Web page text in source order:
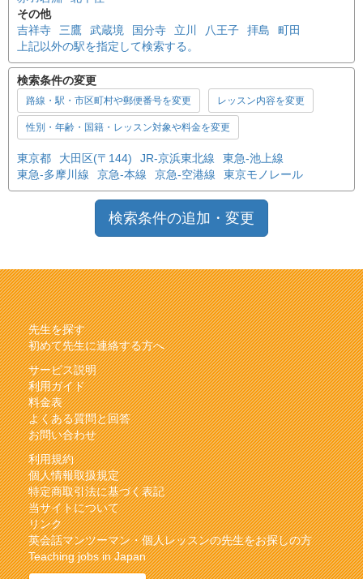
その他
吉祥寺
三鷹 武蔵境 国分寺 立川 八王子 拝島
町田
上記以外の駅を指定して検索する。
検索条件の変更
路線・駅・市区町村や郵便番号を変更 レッスン内容を変更
性別・年齢・国籍・レッスン対象や料金を変更
東京都 大田区(〒144) JR-京浜東北線
東急-池上線
東急-多摩川線
京急-本線 京急-空港線 東京モノレール
検索条件の追加・変更
先生を探す
初めて先生に連絡する方へ
サービス説明
利用ガイド
料金表
よくある質問と回答
お問い合わせ
利用規約
個人情報取扱規定
特定商取引法に基づく表記
当サイトについて
リンク
英会話マンツーマン・個人レッスンの先生をお探しの方
Teaching jobs in Japan